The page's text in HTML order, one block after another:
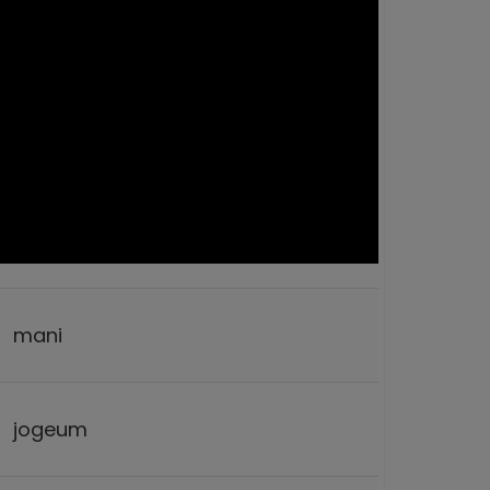
mani
jogeum